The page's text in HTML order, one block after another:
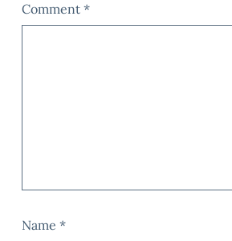
Comment *
Name *